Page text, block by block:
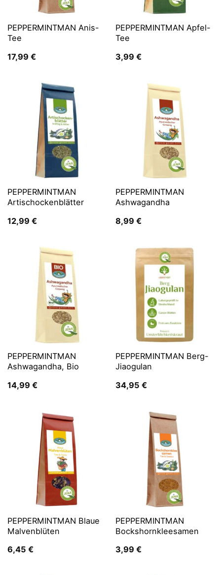
PEPPERMINTMAN Anis-
Tee
17,99 €
PEPPERMINTMAN Apfel-
Tee
3,99 €
PEPPERMINTMAN
Artischockenblätter
12,99 €
PEPPERMINTMAN
Ashwagandha
8,99 €
PEPPERMINTMAN
Ashwagandha, Bio
14,99 €
PEPPERMINTMAN Berg-
Jiaogulan
34,95 €
PEPPERMINTMAN Blaue
Malvenblüten
6,45 €
PEPPERMINTMAN
Bockshornkleesamen
3,99 €